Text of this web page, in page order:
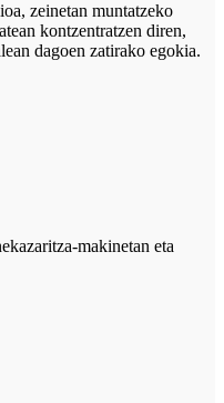
zeinetan muntatzeko
kontzentratzen diren,
dagoen zatirako egokia.
makinetan eta